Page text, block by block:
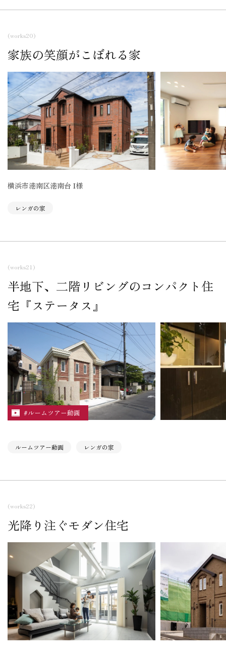
(works20)
家族の笑顔がこぼれる家
横浜市港南区港南台 I様
レンガの家
(works21)
半地下、二階リビングのコンパクト住
宅『ステータス』
#ルームツアー動画
ルームツアー動画 レンガの家
(works22)
光降り注ぐモダン住宅